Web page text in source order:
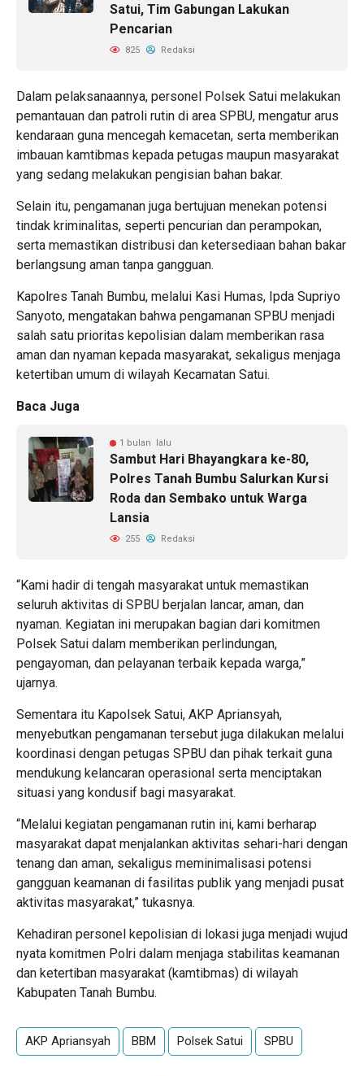
Satui, Tim Gabungan Lakukan
Pencarian
825 Redaksi
Dalam pelaksanaannya, personel Polsek Satui melakukan
pemantauan dan patroli rutin di area SPBU, mengatur arus
kendaraan guna mencegah kemacetan, serta memberikan
imbauan kamtibmas kepada petugas maupun masyarakat
yang sedang melakukan pengisian bahan bakar.
Selain itu, pengamanan juga bertujuan menekan potensi
tindak kriminalitas, seperti pencurian dan perampokan,
serta memastikan distribusi dan ketersediaan bahan bakar
berlangsung aman tanpa gangguan.
Kapolres Tanah Bumbu, melalui Kasi Humas, Ipda Supriyo
Sanyoto, mengatakan bahwa pengamanan SPBU menjadi
salah satu prioritas kepolisian dalam memberikan rasa
aman dan nyaman kepada masyarakat, sekaligus menjaga
ketertiban umum di wilayah Kecamatan Satui.
Baca Juga
1 bulan lalu
Sambut Hari Bhayangkara ke-80,
Polres Tanah Bumbu Salurkan Kursi
Roda dan Sembako untuk Warga
Lansia
255 Redaksi
“Kami hadir di tengah masyarakat untuk memastikan
seluruh aktivitas di SPBU berjalan lancar, aman, dan
nyaman. Kegiatan ini merupakan bagian dari komitmen
Polsek Satui dalam memberikan perlindungan,
pengayoman, dan pelayanan terbaik kepada warga,”
ujarnya.
Sementara itu Kapolsek Satui, AKP Apriansyah,
menyebutkan pengamanan tersebut juga dilakukan melalui
koordinasi dengan petugas SPBU dan pihak terkait guna
mendukung kelancaran operasional serta menciptakan
situasi yang kondusif bagi masyarakat.
“Melalui kegiatan pengamanan rutin ini, kami berharap
masyarakat dapat menjalankan aktivitas sehari-hari dengan
tenang dan aman, sekaligus meminimalisasi potensi
gangguan keamanan di fasilitas publik yang menjadi pusat
aktivitas masyarakat,” tukasnya.
Kehadiran personel kepolisian di lokasi juga menjadi wujud
nyata komitmen Polri dalam menjaga stabilitas keamanan
dan ketertiban masyarakat (kamtibmas) di wilayah
Kabupaten Tanah Bumbu.
AKP Apriansyah BBM Polsek Satui SPBU